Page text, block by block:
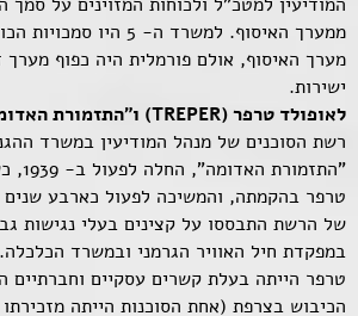
ממערך האיסוף. למשרד ה- 5
מערך האיסוף, אולם פורמלית היה כפוף
ישירות.
לאופולד טרפר (TREPER) ו"התזמורת האדומה
של הרשת התבססו על קצינים בעלי נגישות
במפקדת חיל האוויר הגרמני ובמשרד
טרפר הייתה בעלת קשרים עסקיים וחברתיים
הכיבוש בצרפת (אחת הסוכנות הייתה